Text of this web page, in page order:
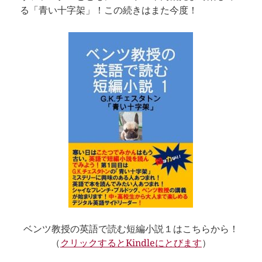
る「青い十字架」！この続きはまた今度！
ベンツ教授の英語で読む短編小説１はこちらから！
（ クリックするとKindleにとびます）